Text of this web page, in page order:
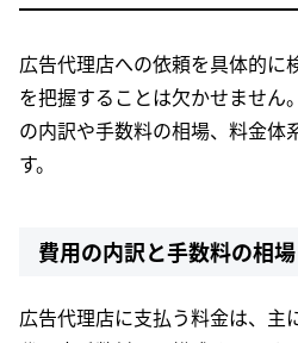
広告代理店への依頼を具体的に
を把握することは欠かせません
の内訳や手数料の相場、料金体
す。
費用の内訳と手数料の相場
広告代理店に支払う料金は、主